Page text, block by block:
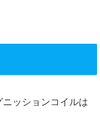
ッションコイルは